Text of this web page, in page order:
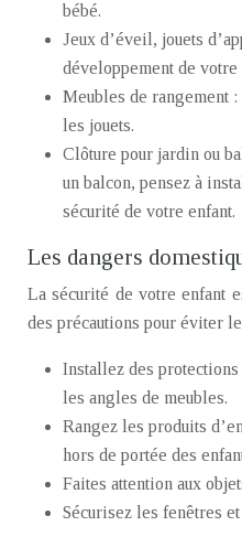
bébé.
Jeux d’éveil, jouets
développement de votre
Meubles de rangement
les jouets.
Clôture pour jardin ou
un balcon, pensez à
sécurité de votre enfant.
Les dangers
La sécurité de votre enfant
des précautions pour éviter
Installez des
les angles de meubles.
Rangez les produits
hors de portée des
Faites attention aux
Sécurisez les fenêtres